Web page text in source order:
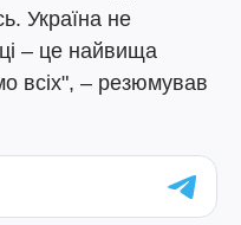
Україна не
– це найвища
всіх", – резюмував